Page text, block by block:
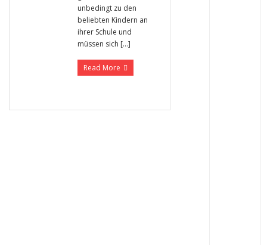
unbedingt zu den
beliebten Kindern an
ihrer Schule und
müssen sich […]
Read More